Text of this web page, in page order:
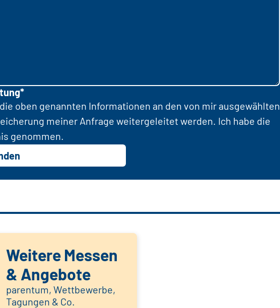
oben genannten Informationen an den von mir ausgewählten
meiner Anfrage weitergeleitet werden. Ich habe die
genommen.
Weitere Messen
& Angebote
parentum, Wettbewerbe,
Tagungen & Co.